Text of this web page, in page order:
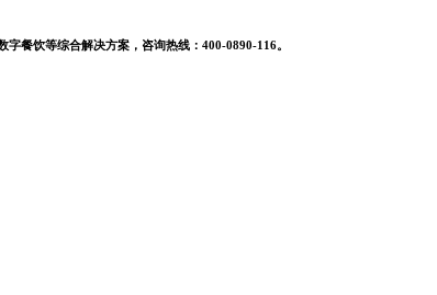
餐饮等综合解决方案，咨询热线：400-0890-116。